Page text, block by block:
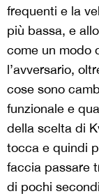
frequenti e la
più bassa, e
come un modo
l’avversario,
cose sono
funzionale e
della scelta di
tocca e quindi
faccia passare
di pochi